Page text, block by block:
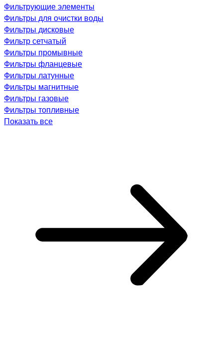
Фильтрующие элементы
Фильтры для очистки воды
Фильтры дисковые
Фильтр сетчатый
Фильтры промывные
Фильтры фланцевые
Фильтры латунные
Фильтры магнитные
Фильтры газовые
Фильтры топливные
Показать все